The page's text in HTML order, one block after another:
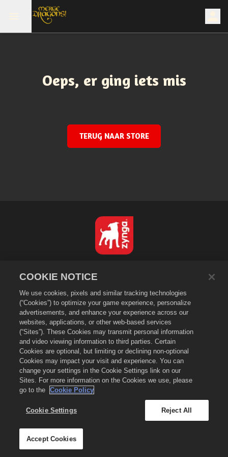
Oeps, er ging iets mis
TERUG NAAR STORE
Privacybeleid
Servicevoorwaarden
Verkoop of deel mijn persoonsgegevens niet
Cookiebeleid
Terugbetalingsbeleid
Winkelondersteuning
Spelondersteuning
Cookie-instellingen
2026Zynga, Inc. Merge Dragons! en het logo van Merge Dragons! zijn
handelsmerken van Zynga, Inc. Alle rechten voorbehouden. De winkel van
Merge Dragons! wordt beheerd door Zynga, Inc. Aanbiedingen zijn alleen
in-game in Merge Dragons! geldig. De beschikbaarheid van aanbiedingen
en prijzen verschilt per regio.
COOKIE NOTICE
We use cookies, pixels and similar tracking technologies
(“Cookies”) to optimize your game experience, personalize
advertisements, and enhance your experience across our
websites, applications, or other web-based services
(“Sites”). These Cookies may transmit personal information
and video viewing information to third parties. Certain
Cookies are optional, but limiting or declining non-optional
Cookies may impact your visit and experience. You can
change your settings in the Cookie Settings link on our
Sites. For more information on the Cookies we use, please
go to the
Cookie Policy
Cookie Settings Reject All
Accept Cookies